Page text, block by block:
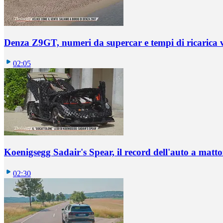
Denza Z9GT, numeri da supercar e tempi di ricarica
02:05
Koenigsegg Sadair's Spear, il record dell'auto a
02:30